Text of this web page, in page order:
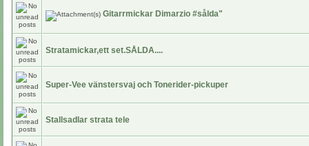
Gitarrmickar Dimarzio #sålda"
Stratamickar,ett set.SÅLDA....
Super-Vee vänstersvaj och Tonerider-pickuper
Stallsadlar strata tele